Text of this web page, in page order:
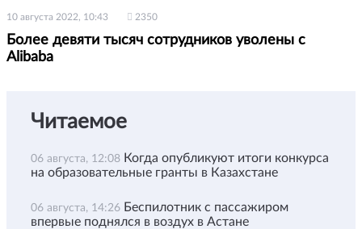
10 августа 2022, 10:43 2350
Более девяти тысяч сотрудников уволены с
Alibaba
Читаемое
06 августа, 12:08 Когда опубликуют итоги конкурса
на образовательные гранты в Казахстане
06 августа, 14:26 Беспилотник с пассажиром
впервые поднялся в воздух в Астане